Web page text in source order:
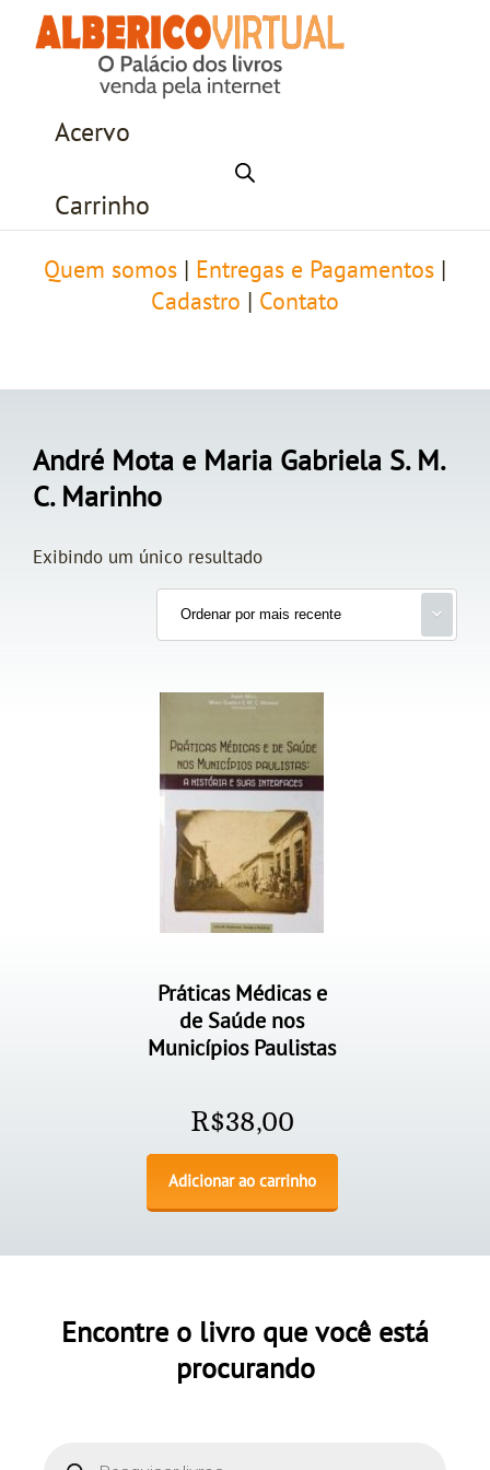
Acervo
Carrinho
Quem somos Entregas e Pagamentos
Cadastro
Contato
André Mota e Maria Gabriela S. M.
C. Marinho
Exibindo um único resultado
Práticas Médicas e
de Saúde nos
Municípios Paulistas
R$38,00
Adicionar ao carrinho
Encontre o livro que você está
procurando